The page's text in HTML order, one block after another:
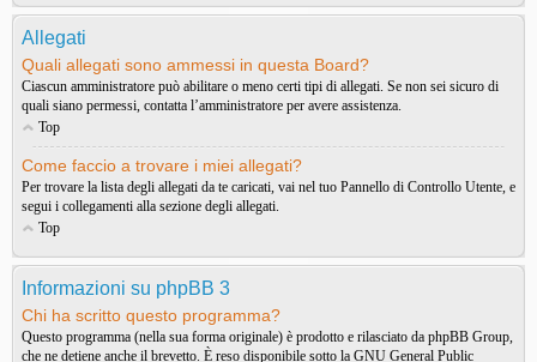
Allegati
Quali allegati sono ammessi in questa Board?
Ciascun amministratore può abilitare o meno certi tipi di allegati. Se non sei sicuro di
quali siano permessi, contatta l’amministratore per avere assistenza.
Top
Come faccio a trovare i miei allegati?
Per trovare la lista degli allegati da te caricati, vai nel tuo Pannello di Controllo Utente, e
segui i collegamenti alla sezione degli allegati.
Top
Informazioni su phpBB 3
Chi ha scritto questo programma?
Questo programma (nella sua forma originale) è prodotto e rilasciato da phpBB Group,
che ne detiene anche il brevetto. È reso disponibile sotto la GNU General Public